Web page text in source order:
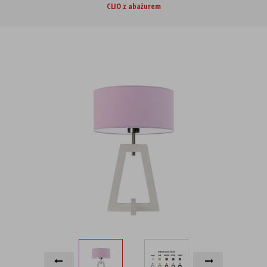
CLIO z abażurem